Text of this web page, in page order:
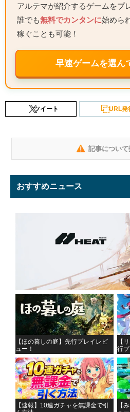
アルテマが紹介するゲームをプ
誰でも無料でカンタンに始めら
稼ぐことも可能！
早速ゲームを選ん
ツイート URL発
記事について
おすすめニュース
【ほの暮しの庭】先行プレイレビ
ュー！
【
行
【速報】10連ガチャを無課金で引
【